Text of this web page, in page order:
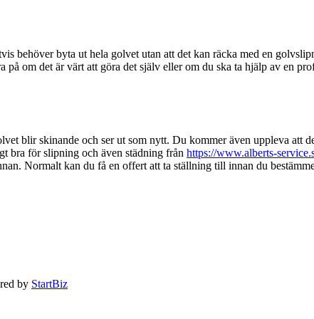
behöver byta ut hela golvet utan att det kan räcka med en
om det är värt att göra det själv eller om du ska ta hjälp av en
blir skinande och ser ut som nytt. Du kommer även uppleva att
bra för slipning och även städning från https://www.alberts-
Normalt kan du få en offert att ta ställning till innan du
by StartBiz